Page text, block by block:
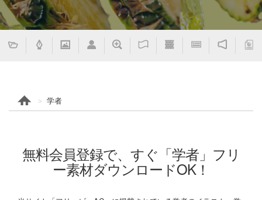
学者
無料会員登録で、すぐ「学者」フリ
ー素材ダウンロードOK！